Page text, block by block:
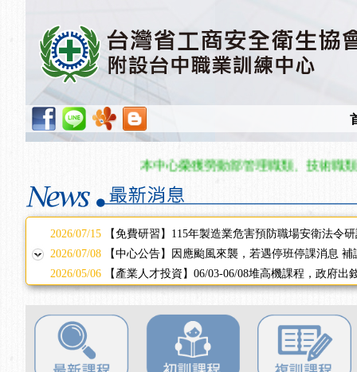
本中心榮獲勞動部管理職類、技術職類單
2025/11/10
【中心公告】因應颱風來襲，若遇停班停課消息
2025/10/30【進修課程】2026年，課程意見蒐集~
2025/08/20 【進修課程】SDS格式百百種？專業講師帶您判斷
2025/08/12
【中心公告】因應颱風來襲，若遇停班停課消息
2025/07/06【中心公告】颱風假114/07/07停班停課
2025/06/06【進修課程】～～前導課程看這邊推出囉～～
【進修課程】要怎麼進修自我？課程百百種選擇好
2025/01/21
「高壓氣體製造安全主任」、「隧道等襯砌作業
訓測驗
2025/01/15【線上課程】碳中和核心職能系列課程資訊
2026/07/15 【免費研習】115年製造業危害預防職場安衛法令
2026/07/08 【中心公告】因應颱風來襲，若遇停班停課消息
2026/05/06 【產業人才投資】06/03-06/08堆高機課程，政府
2026/04/24【製程安全評估人員】開課囉
2025/11/11【中心公告】颱風假11/12停班停課
2025/11/10
【中心公告】因應颱風來襲，若遇停班停課消息
2025/10/30
【進修課程】2026年，課程意見蒐集~